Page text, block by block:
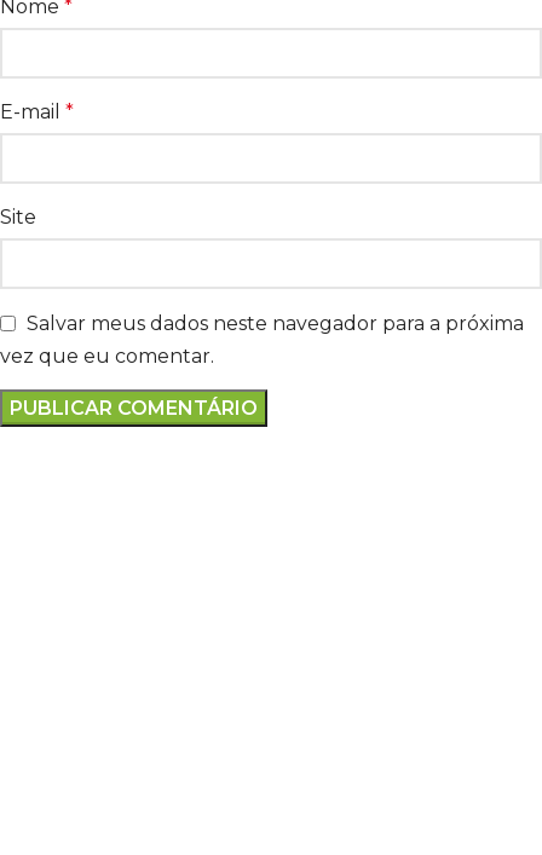
Nome *
E-mail *
Site
Salvar meus dados neste navegador para a próxima
vez que eu comentar.